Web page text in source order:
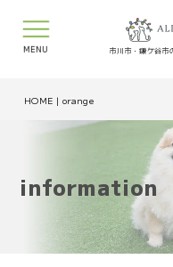
MENU 市川市・鎌ケ谷市
HOME | orange
information